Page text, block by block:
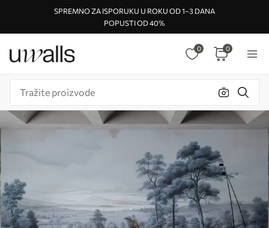
SPREMNO ZA ISPORUKU U ROKU OD 1–3 DANA
POPUSTI OD 40%
0 0